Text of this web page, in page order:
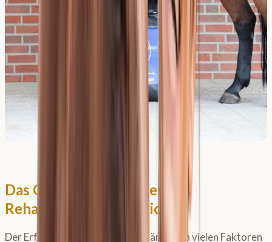
Das Gesamtkonzept des
Rehaprogramms im Blick
Der Erfolg einer Rehabilitation hängt von vielen Faktoren